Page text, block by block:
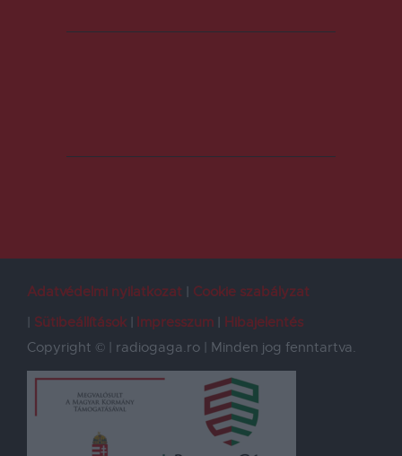
Adatvédelmi nyilatkozat
Cookie szabályzat
Sütibeállítások
Impresszum
Hibajelentés
Copyright © | radiogaga.ro | Minden jog fenntartva.